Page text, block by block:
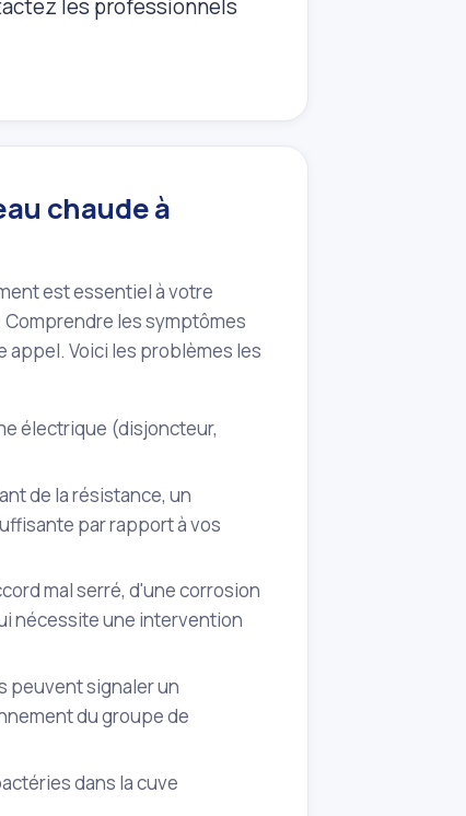
les professionnels
chaude à
est essentiel à votre
les symptômes
appel. Voici les problèmes les
électrique (disjoncteur,
de la résistance, un
par rapport à vos
mal serré, d'une corrosion
nécessite une intervention
peuvent signaler un
du groupe de
dans la cuve